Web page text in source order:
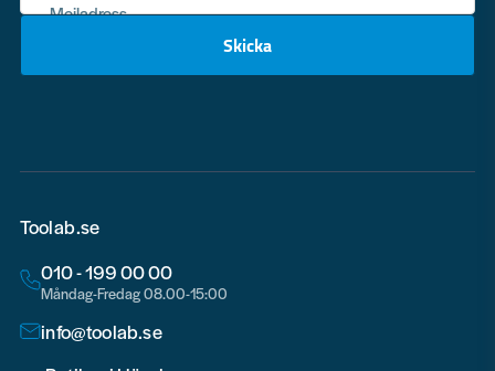
Mejladress
Skicka
Toolab.se
010 - 199 00 00
Måndag-Fredag 08.00-15:00
info@toolab.se